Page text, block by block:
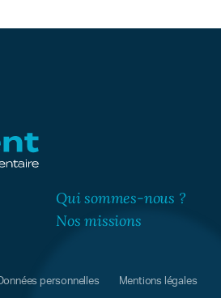
Qui sommes-nous ?
Nos missions
Données personnelles Mentions légales